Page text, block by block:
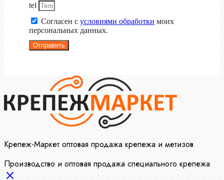
tel
Согласен с условиями обработки моих
персональных данных.
Отправить
Крепеж-Маркет оптовая продажа крепежа и метизов
Производство и оптовая продажа специального крепежа